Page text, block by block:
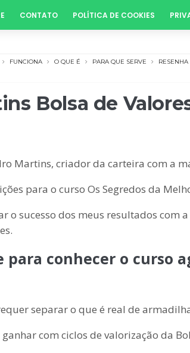
CONTATO POLÍTICA DE COOKIES
FUNCIONA O QUE É PARA QUE SERVE RESENHA
Bolsa de
Martins, criador da carteira com a
para o curso Os Segredos da
o sucesso dos meus resultados
conhecer o curso
separar o que é real de
com ciclos de valorização da